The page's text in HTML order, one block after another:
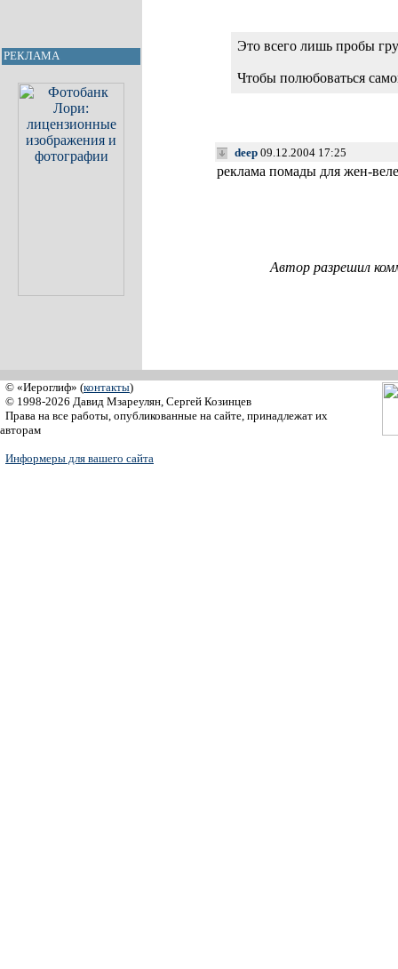
РЕКЛАМА
Это всего лишь пробы
Чтобы полюбоваться
deep 09.12.2004 17:25
реклама помады для жен-
Автор разрешил
© «Иероглиф» (контакты)
© 1998-2026 Давид Мзареулян, Сергей Козинцев
Права на все работы, опубликованные на сайте, принадлежат их
авторам
Информеры для вашего сайта